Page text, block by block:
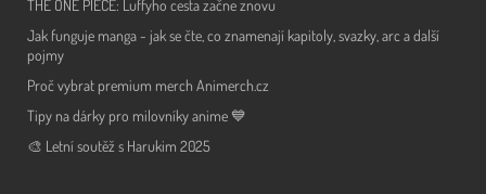
THE ONE PIECE: Luffyho cesta začne znovu
Jak funguje manga - jak se čte, co znamenají kapitoly, svazky, arc a další
pojmy
Proč vybrat premium merch Animerch.cz
Tipy na dárky pro milovníky anime 💙
🎨 Letní soutěž s Harukim 2025